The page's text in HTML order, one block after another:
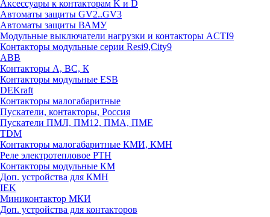
Аксессуары к контакторам K и D
Автоматы защиты GV2..GV3
Автоматы защиты ВАМУ
Модульные выключатели нагрузки и контакторы ACTI9
Контакторы модульные серии Resi9,City9
ABB
Контакторы А, ВС, К
Контакторы модульные ESB
DEKraft
Контакторы малогабаритные
Пускатели, контакторы, Россия
Пускатели ПМЛ, ПМ12, ПМА, ПМЕ
TDM
Контакторы малогабаритные КМИ, КМН
Реле электротепловое РТН
Контакторы модульные КМ
Доп. устройства для КМН
IEK
Миниконтактор МКИ
Доп. устройства для контакторов